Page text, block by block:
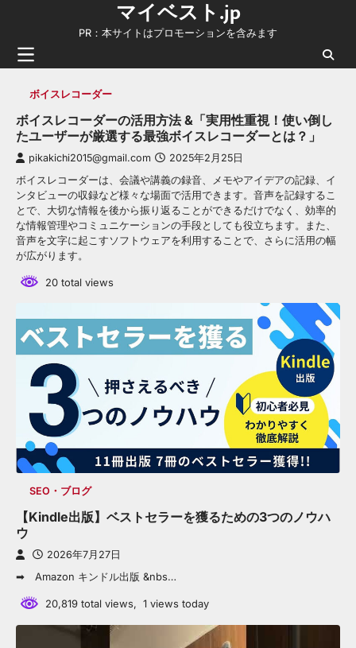
content
マイベスト.jp
PR：本サイトはプロモーションを含みます
ボイスレコーダー
ボイスレコーダーの活用方法 &「実用性重視！使い倒し
たユーザーが厳選する最強ボイスレコーダーとは？」
pikakichi2015@gmail.com 2025年2月25日
ボイスレコーダーは、会議や講義の録音、メモやアイデアの記録、イ
ンタビューの収録など様々な場面で活用できます。音声を記録するこ
とで、大切な情報を後から振り返ることができるだけでなく、効率的
な情報管理やコミュニケーションの手段としても役立ちます。また、
音声を文字に起こすソフトウェアを利用することで、さらに活用の幅
が広がります。
20 total views
SEO・ブログ
【Kindle出版】ベストセラーを獲るための3つのノウハ
ウ
2026年7月27日
➡ Amazon キンドル出版 &nbs…
20,819 total views, 1 views today